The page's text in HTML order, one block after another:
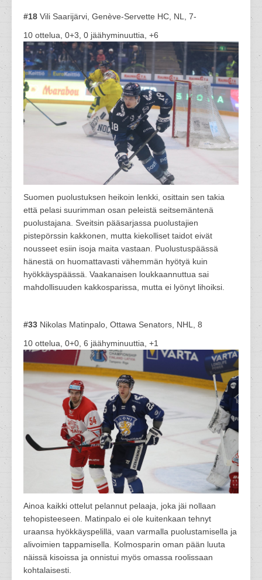
#18 Vili Saarijärvi, Genève-Servette HC, NL, 7-
10 ottelua, 0+3, 0 jäähyminuuttia, +6
Suomen puolustuksen heikoin lenkki, osittain sen takia
että pelasi suurimman osan peleistä seitsemäntenä
puolustajana. Sveitsin pääsarjassa puolustajien
pistepörssin kakkonen, mutta kiekolliset taidot eivät
nousseet esiin isoja maita vastaan. Puolustuspäässä
hänestä on huomattavasti vähemmän hyötyä kuin
hyökkäyspäässä. Vaakanaisen loukkaannuttua sai
mahdollisuuden kakkosparissa, mutta ei lyönyt lihoiksi.
#33 Nikolas Matinpalo, Ottawa Senators, NHL, 8
10 ottelua, 0+0, 6 jäähyminuuttia, +1
Ainoa kaikki ottelut pelannut pelaaja, joka jäi nollaan
tehopisteeseen. Matinpalo ei ole kuitenkaan tehnyt
uraansa hyökkäyspelillä, vaan varmalla puolustamisella ja
alivoimien tappamisella. Kolmosparin oman pään luuta
näissä kisoissa ja onnistui myös omassa roolissaan
kohtalaisesti.